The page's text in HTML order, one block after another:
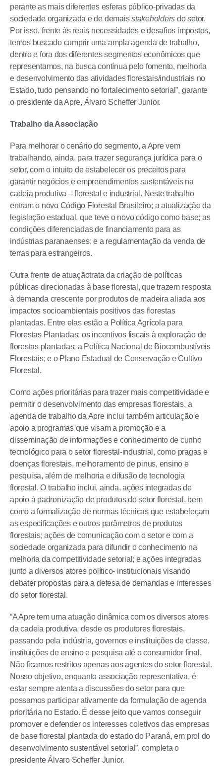
perante as mais diferentes esferas público-privadas da
sociedade organizada e de demaisstakeholders do setor.
Por isso, frente às reais necessidades e desafios impostos,
temos buscado cumprir uma ampla agenda de trabalho,
dentro e fora dos diferentes segmentos econômicos que
representamos, na busca contínua pelo fomento, melhoria
e desenvolvimento das atividades florestais/industriais no
Estado, tudo pensando no fortalecimento setorial”, garante
o presidente da Apre, Álvaro Scheffer Junior.
Trabalho da Associação
Para melhorar o cenário do segmento, a Apre vem
trabalhando, ainda, para trazer segurança jurídica para o
setor, com o intuito de estabelecer os preceitos para
garantir negócios e empreendimentos sustentáveis na
cadeia produtiva – florestal e industrial. Neste trabalho
entram o novo Código Florestal Brasileiro; a atualização da
legislação estadual, que teve o novo código como base; as
condições diferenciadas de financiamento para as
indústrias paranaenses; e a regulamentação da venda de
terras para estrangeiros.
Outra frente de atuaçãotrata da criação de políticas
públicas direcionadas à base florestal, que trazem resposta
à demanda crescente por produtos de madeira aliada aos
impactos socioambientais positivos das florestas
plantadas. Entre elas estão a Política Agrícola para
Florestas Plantadas; os incentivos fiscais à exploração de
florestas plantadas; a Política Nacional de Biocombustíveis
Florestais; e o Plano Estadual de Conservação e Cultivo
Florestal.
Como ações prioritárias para trazer mais competitividade e
permitir o desenvolvimento das empresas florestais, a
agenda de trabalho da Apre inclui também articulação e
apoio a programas que visam a promoção e a
disseminação de informações e conhecimento de cunho
tecnológico para o setor florestal-industrial, como pragas e
doenças florestais, melhoramento de pinus, ensino e
pesquisa, além de melhoria e difusão de tecnologia
florestal. O trabalho inclui, ainda, ações integradas de
apoio à padronização de produtos do setor florestal, bem
como a formalização de normas técnicas que estabeleçam
as especificações e outros parâmetros de produtos
florestais; ações de comunicação com o setor e com a
sociedade organizada para difundir o conhecimento na
melhoria da competitividade setorial; e ações integradas
junto a diversos atores político- institucionais visando
debater propostas para a defesa de demandas e interesses
do setor florestal.
“A Apre tem uma atuação dinâmica com os diversos atores
da cadeia produtiva, desde os produtores florestais,
passando pela indústria, governos e instituições de classe,
instituições de ensino e pesquisa até o consumidor final.
Não ficamos restritos apenas aos agentes do setor florestal.
Nosso objetivo, enquanto associação representativa, é
estar sempre atenta a discussões do setor para que
possamos participar ativamente da formulação de agenda
prioritária no Estado. É desse jeito que vamos conseguir
promover e defender os interesses coletivos das empresas
de base florestal plantada do estado do Paraná, em prol do
desenvolvimento sustentável setorial”, completa o
presidente Álvaro Scheffer Junior.